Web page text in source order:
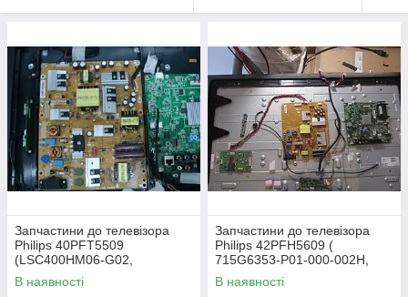
Запчастини до телевізора
Philips 40PFT5509
(LSC400HM06-G02,
715G6169-P01-W21-002H,
8WUSN24V.2A1G)
В наявності
Запчастини до телевізора
Philips 42PFH5609 (
715G6353-P01-000-002H,
6870-0469A, KPW-LE42FC-0
A — 6917L-0151C)
В наявності